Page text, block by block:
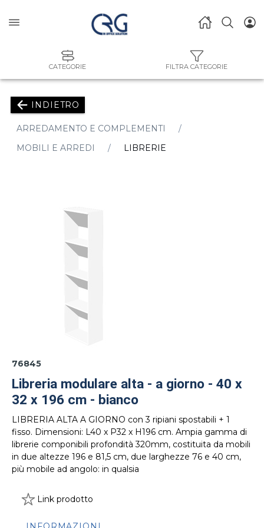
CATEGORIE FILTRA CATEGORIE
INDIETRO
ARREDAMENTO E COMPLEMENTI
MOBILI E ARREDI
LIBRERIE
76845
Libreria modulare alta - a giorno - 40 x
32 x 196 cm - bianco
LIBRERIA ALTA A GIORNO con 3 ripiani spostabili + 1
fisso. Dimensioni: L40 x P32 x H196 cm. Ampia gamma di
librerie componibili profondità 320mm, costituita da mobili
in due altezze 196 e 81,5 cm, due larghezze 76 e 40 cm,
più mobile ad angolo: in qualsia
Link prodotto